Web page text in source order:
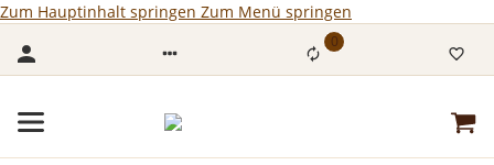
Zum Hauptinhalt springen Zum Menü springen
0